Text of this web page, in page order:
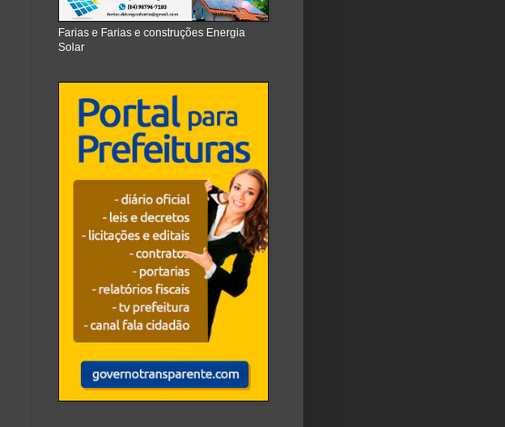
Farias e Farias e construções Energia
Solar